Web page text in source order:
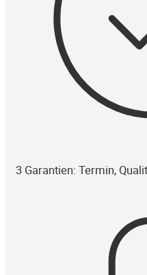
3 Garantien: Termin,